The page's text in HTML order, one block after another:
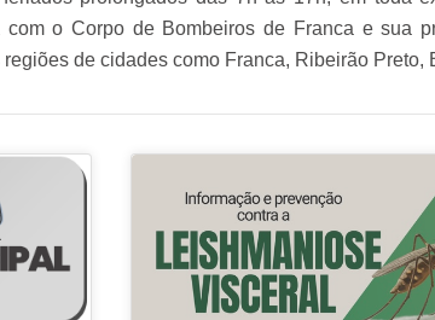
com o Corpo de Bombeiros de Franca e sua
de cidades como Franca, Ribeirão